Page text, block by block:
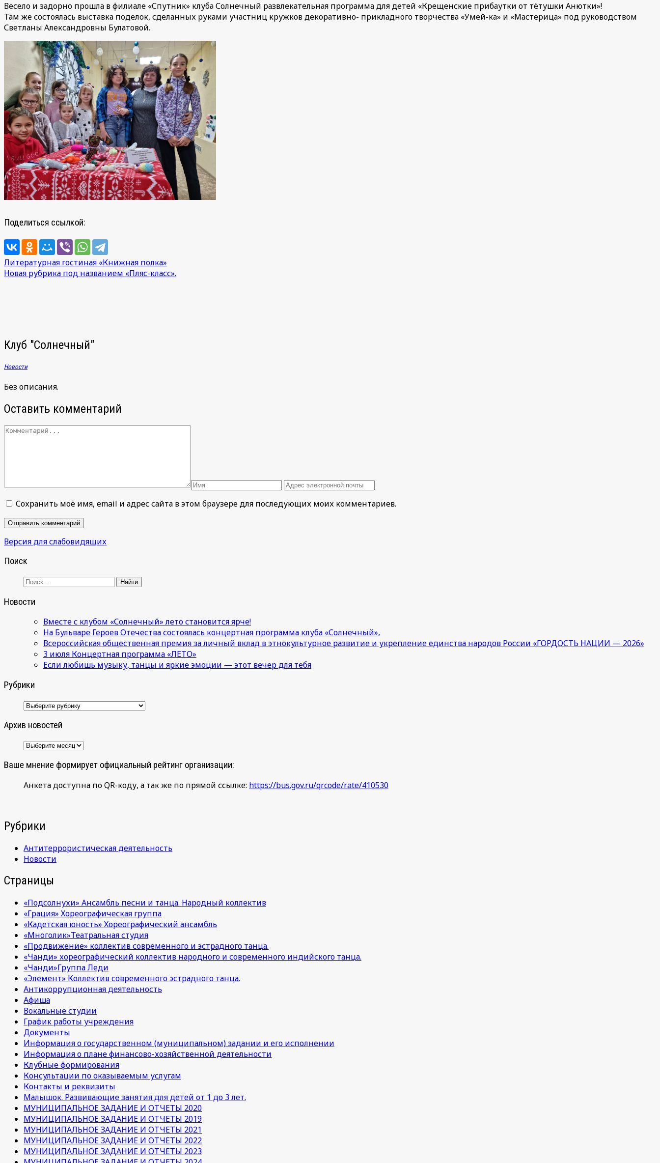
Весело и задорно прошла в филиале «Спутник» клуба Солнечный развлекательная программа для детей «Крещенские прибаутки от тётушки Анютки»!
Там же состоялась выставка поделок, сделанных руками участниц кружков декоративно- прикладного творчества «Умей-ка» и «Мастерица» под руководством
Светланы Александровны Булатовой.
Поделиться ссылкой:
Навигация
по
Литературная гостиная «Книжная полка»
Новая рубрика под названием «Пляс-класс».
Клуб "Солнечный"
Новости
Без описания.
Оставить комментарий
Сохранить моё имя, email и адрес сайта в этом браузере для последующих моих комментариев.
Версия для слабовидящих
Поиск
Новости
Вместе с клубом «Солнечный» лето становится ярче!
На Бульваре Героев Отечества состоялась концертная программа клуба «Солнечный»,
Всероссийская общественная премия за личный вклад в этнокультурное развитие и укрепление единства народов России «ГОРДОСТЬ НАЦИИ — 2026»
3 июля Концертная программа «ЛЕТО»
Если любишь музыку, танцы и яркие эмоции — этот вечер для тебя
Рубрики
Рубрики
Архив новостей
Архив
Ваше мнение формирует официальный рейтинг организации:
Анкета доступна по QR-коду, а так же по прямой ссылке: https://bus.gov.ru/qrcode/rate/410530
Рубрики
Антитеррористическая деятельность
Новости
Страницы
«Подсолнухи» Ансамбль песни и танца. Народный коллектив
«Грация» Хореографическая группа
«Кадетская юность» Хореографический ансамбль
«Многолик»Театральная студия
«Продвижение» коллектив современного и эстрадного танца.
«Чанди» хореографический коллектив народного и современного индийского танца.
«Чанди»Группа Леди
«Элемент» Коллектив современного эстрадного танца.
Антикоррупционная деятельность
Афиша
Вокальные студии
График работы учреждения
Документы
Информация о государственном (муниципальном) задании и его исполнении
Информация о плане финансово-хозяйственной деятельности
Клубные формирования
Консультации по оказываемым услугам
Контакты и реквизиты
Малышок. Развивающие занятия для детей от 1 до 3 лет.
МУНИЦИПАЛЬНОЕ ЗАДАНИЕ И ОТЧЕТЫ 2020
МУНИЦИПАЛЬНОЕ ЗАДАНИЕ И ОТЧЕТЫ 2019
МУНИЦИПАЛЬНОЕ ЗАДАНИЕ И ОТЧЕТЫ 2021
МУНИЦИПАЛЬНОЕ ЗАДАНИЕ И ОТЧЕТЫ 2022
МУНИЦИПАЛЬНОЕ ЗАДАНИЕ И ОТЧЕТЫ 2023